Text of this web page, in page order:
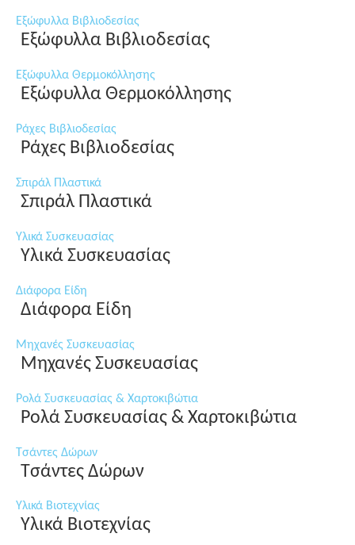
Εξώφυλλα Βιβλιοδεσίας
Εξώφυλλα Βιβλιοδεσίας
Εξώφυλλα Θερμοκόλλησης
Εξώφυλλα Θερμοκόλλησης
Ράχες Βιβλιοδεσίας
Ράχες Βιβλιοδεσίας
Σπιράλ Πλαστικά
Σπιράλ Πλαστικά
Υλικά Συσκευασίας
Υλικά Συσκευασίας
Διάφορα Είδη
Διάφορα Είδη
Μηχανές Συσκευασίας
Μηχανές Συσκευασίας
Ρολά Συσκευασίας & Χαρτοκιβώτια
Ρολά Συσκευασίας & Χαρτοκιβώτια
Τσάντες Δώρων
Τσάντες Δώρων
Υλικά Βιοτεχνίας
Υλικά Βιοτεχνίας